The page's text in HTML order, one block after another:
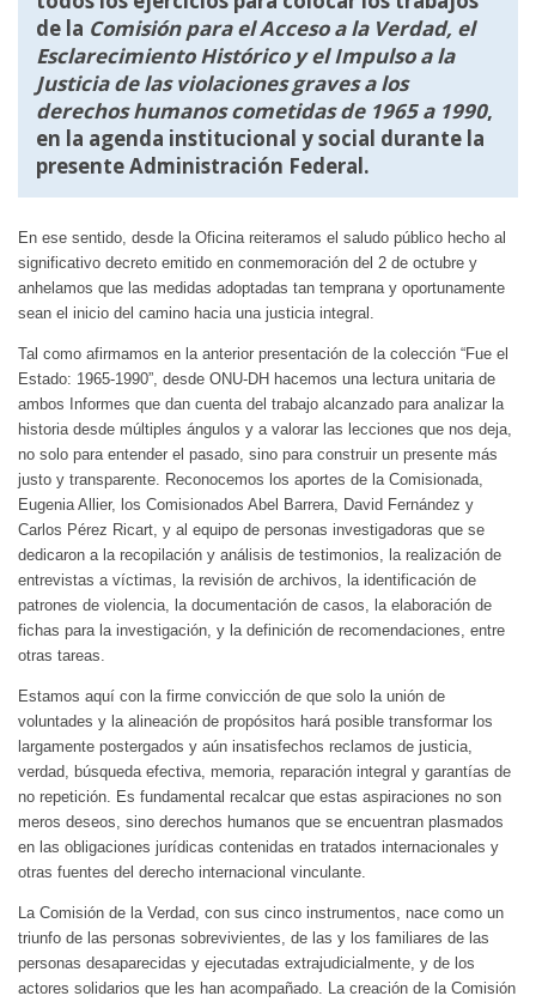
de la Comisión para el Acceso a la Verdad, el
Esclarecimiento Histórico y el Impulso a la
Justicia de las violaciones graves a los
derechos humanos cometidas de 1965 a 1990,
en la agenda institucional y social durante la
presente Administración Federal.
En ese sentido, desde la Oficina reiteramos el saludo público hecho al
significativo decreto emitido en conmemoración del 2 de octubre y
anhelamos que las medidas adoptadas tan temprana y oportunamente
sean el inicio del camino hacia una justicia integral.
Tal como afirmamos en la anterior presentación de la colección “Fue el
Estado: 1965-1990”, desde ONU-DH hacemos una lectura unitaria de
ambos Informes que dan cuenta del trabajo alcanzado para analizar la
historia desde múltiples ángulos y a valorar las lecciones que nos deja,
no solo para entender el pasado, sino para construir un presente más
justo y transparente. Reconocemos los aportes de la Comisionada,
Eugenia Allier, los Comisionados Abel Barrera, David Fernández y
Carlos Pérez Ricart, y al equipo de personas investigadoras que se
dedicaron a la recopilación y análisis de testimonios, la realización de
entrevistas a víctimas, la revisión de archivos, la identificación de
patrones de violencia, la documentación de casos, la elaboración de
fichas para la investigación, y la definición de recomendaciones, entre
otras tareas.
Estamos aquí con la firme convicción de que solo la unión de
voluntades y la alineación de propósitos hará posible transformar los
largamente postergados y aún insatisfechos reclamos de justicia,
verdad, búsqueda efectiva, memoria, reparación integral y garantías de
no repetición. Es fundamental recalcar que estas aspiraciones no son
meros deseos, sino derechos humanos que se encuentran plasmados
en las obligaciones jurídicas contenidas en tratados internacionales y
otras fuentes del derecho internacional vinculante.
La Comisión de la Verdad, con sus cinco instrumentos, nace como un
triunfo de las personas sobrevivientes, de las y los familiares de las
personas desaparecidas y ejecutadas extrajudicialmente, y de los
actores solidarios que les han acompañado. La creación de la Comisión